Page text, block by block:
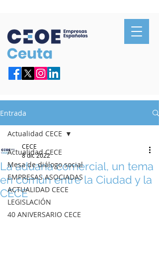
Entrada
Actualidad CECE
Mesa de diálogo social
EMPRESAS ASOCIADAS
ACTUALIDAD CECE
LEGISLACIÓN
40 ANIVERSARIO CECE
Actualidad CECE
La aduana comercial, un tema
en común entre la Ciudad y la
CECE
CECE
8 dic 2022